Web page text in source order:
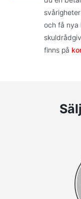
och få nya
finns på